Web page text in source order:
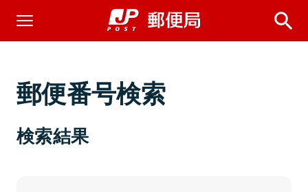
郵便番号検索
検索結果